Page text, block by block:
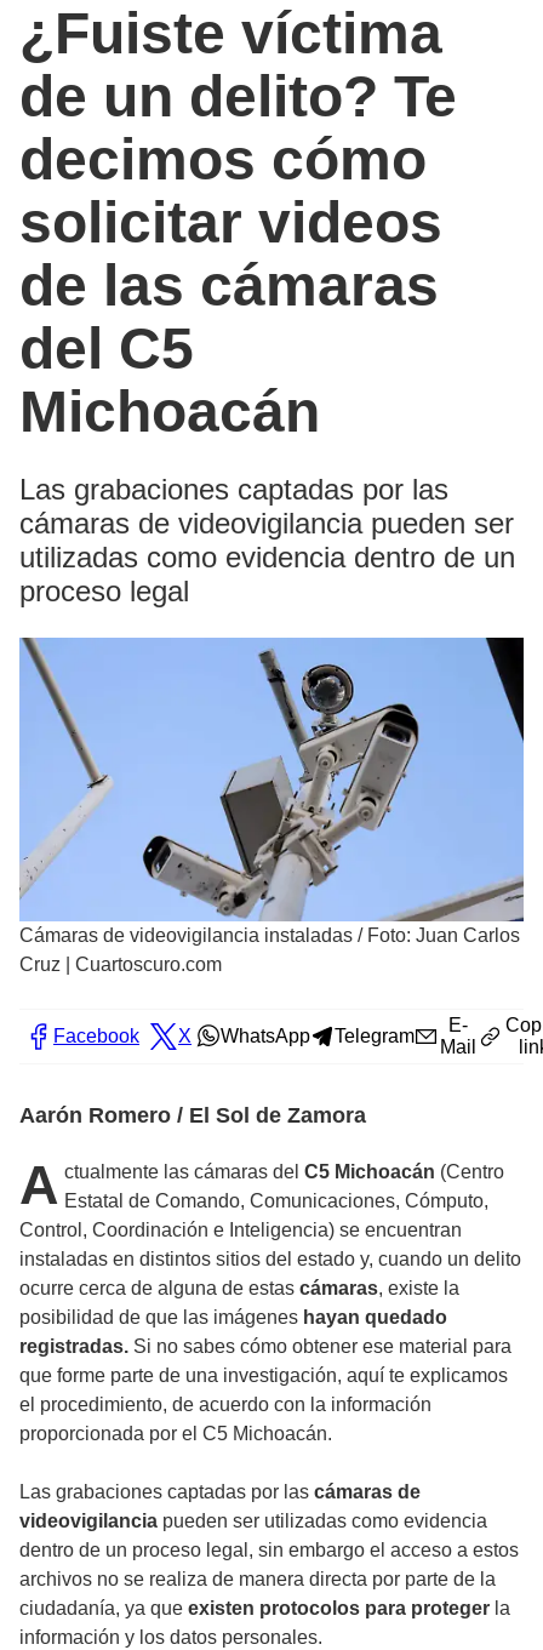
¿Fuiste víctima
de un delito? Te
decimos cómo
solicitar videos
de las cámaras
del C5
Michoacán
Las grabaciones captadas por las
cámaras de videovigilancia pueden ser
utilizadas como evidencia dentro de un
proceso legal
Cámaras de videovigilancia instaladas / Foto: Juan Carlos
Cruz | Cuartoscuro.com
Facebook X WhatsApp Telegram
E-
Mail
Aarón Romero / El Sol de Zamora
A ctualmente las cámaras del C5 Michoacán (Centro
Estatal de Comando, Comunicaciones, Cómputo,
Control, Coordinación e Inteligencia) se encuentran
instaladas en distintos sitios del estado y, cuando un delito
ocurre cerca de alguna de estas cámaras, existe la
posibilidad de que las imágenes hayan quedado
registradas. Si no sabes cómo obtener ese material para
que forme parte de una investigación, aquí te explicamos
el procedimiento, de acuerdo con la información
proporcionada por el C5 Michoacán.
Las grabaciones captadas por las cámaras de
videovigilancia pueden ser utilizadas como evidencia
dentro de un proceso legal, sin embargo el acceso a estos
archivos no se realiza de manera directa por parte de la
ciudadanía, ya que existen protocolos para proteger la
información y los datos personales.